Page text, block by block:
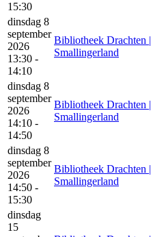
15:30
dinsdag 8
september
2026
13:30 -
14:10
Bibliotheek Drachten |
Smallingerland
dinsdag 8
september
2026
14:10 -
14:50
Bibliotheek Drachten |
Smallingerland
dinsdag 8
september
2026
14:50 -
15:30
Bibliotheek Drachten |
Smallingerland
dinsdag
15